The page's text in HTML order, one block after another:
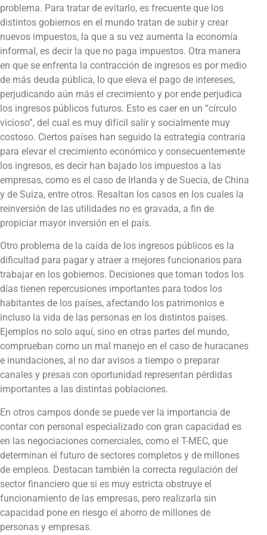
problema. Para tratar de evitarlo, es frecuente que los
distintos gobiernos en el mundo tratan de subir y crear
nuevos impuestos, la que a su vez aumenta la economía
informal, es decir la que no paga impuestos. Otra manera
en que se enfrenta la contracción de ingresos es por medio
de más deuda pública, lo que eleva el pago de intereses,
perjudicando aún más el crecimiento y por ende perjudica
los ingresos públicos futuros. Esto es caer en un “círculo
vicioso”, del cual es muy difícil salir y socialmente muy
costoso. Ciertos países han seguido la estrategia contraria
para elevar el crecimiento económico y consecuentemente
los ingresos, es decir han bajado los impuestos a las
empresas, como es el caso de Irlanda y de Suecia, de China
y de Suiza, entre otros. Resaltan los casos en los cuales la
reinversión de las utilidades no es gravada, a fin de
propiciar mayor inversión en el país.
Otro problema de la caída de los ingresos públicos es la
dificultad para pagar y atraer a mejores funcionarios para
trabajar en los gobiernos. Decisiones que toman todos los
días tienen repercusiones importantes para todos los
habitantes de los países, afectando los patrimonios e
incluso la vida de las personas en los distintos países.
Ejemplos no solo aquí, sino en otras partes del mundo,
comprueban como un mal manejo en el caso de huracanes
e inundaciones, al no dar avisos a tiempo o preparar
canales y presas con oportunidad representan pérdidas
importantes a las distintas poblaciones.
En otros campos donde se puede ver la importancia de
contar con personal especializado con gran capacidad es
en las negociaciones comerciales, como el T-MEC, que
determinan el futuro de sectores completos y de millones
de empleos. Destacan también la correcta regulación del
sector financiero que si es muy estricta obstruye el
funcionamiento de las empresas, pero realizarla sin
capacidad pone en riesgo el ahorro de millones de
personas y empresas.